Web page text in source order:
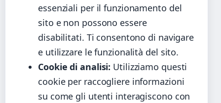
essenziali per il funzionamento del
sito e non possono essere
disabilitati. Ti consentono di navigare
e utilizzare le funzionalità del sito.
Cookie di analisi: Utilizziamo questi
cookie per raccogliere informazioni
su come gli utenti interagiscono con